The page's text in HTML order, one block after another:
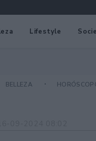
Lifestyle
BELLEZA